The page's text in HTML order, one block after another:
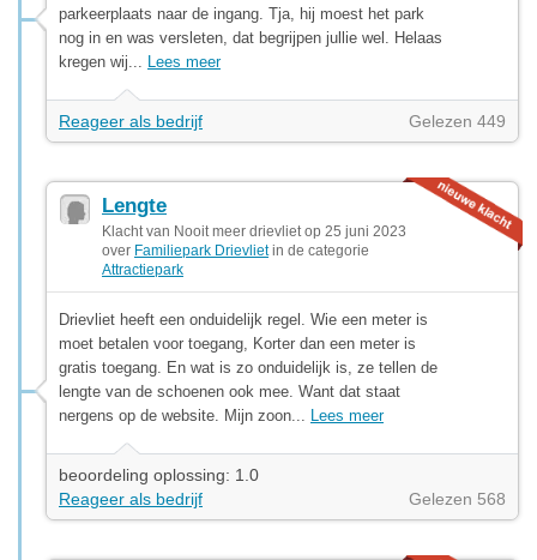
parkeerplaats naar de ingang. Tja, hij moest het park
nog in en was versleten, dat begrijpen jullie wel. Helaas
kregen wij... Lees meer
Reageer als bedrijf Gelezen 449
Lengte
Klacht van Nooit meer drievliet op 25 juni 2023
over Familiepark Drievlietin de categorie
Attractiepark
Drievliet heeft een onduidelijk regel. Wie een meter is
moet betalen voor toegang, Korter dan een meter is
gratis toegang. En wat is zo onduidelijk is, ze tellen de
lengte van de schoenen ook mee. Want dat staat
nergens op de website. Mijn zoon... Lees meer
beoordeling oplossing: 1.0
Reageer als bedrijf
Gelezen 568